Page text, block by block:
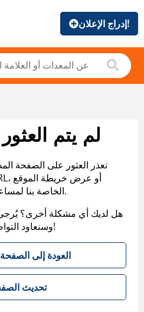
إدراج الإعلان!
لم يتم
تعذر العثور على الصفحة
الخاصة بنا لمساعدتك في العثور على ما تريد.
هل لديك أي مشكلة أخرى؟ يُرجى
وسنعاود التواصل معك. شكرًا على صبرك!
العودة إلى
تحديث الصفحة